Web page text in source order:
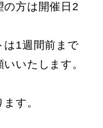
の方は開催日2
は1週間前まで
いたします。
す。